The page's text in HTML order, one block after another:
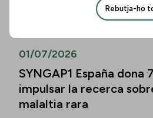
01/07/2026
SYNGAP1 España dona
impulsar la recerca
malaltia rara
Rebutja-ho